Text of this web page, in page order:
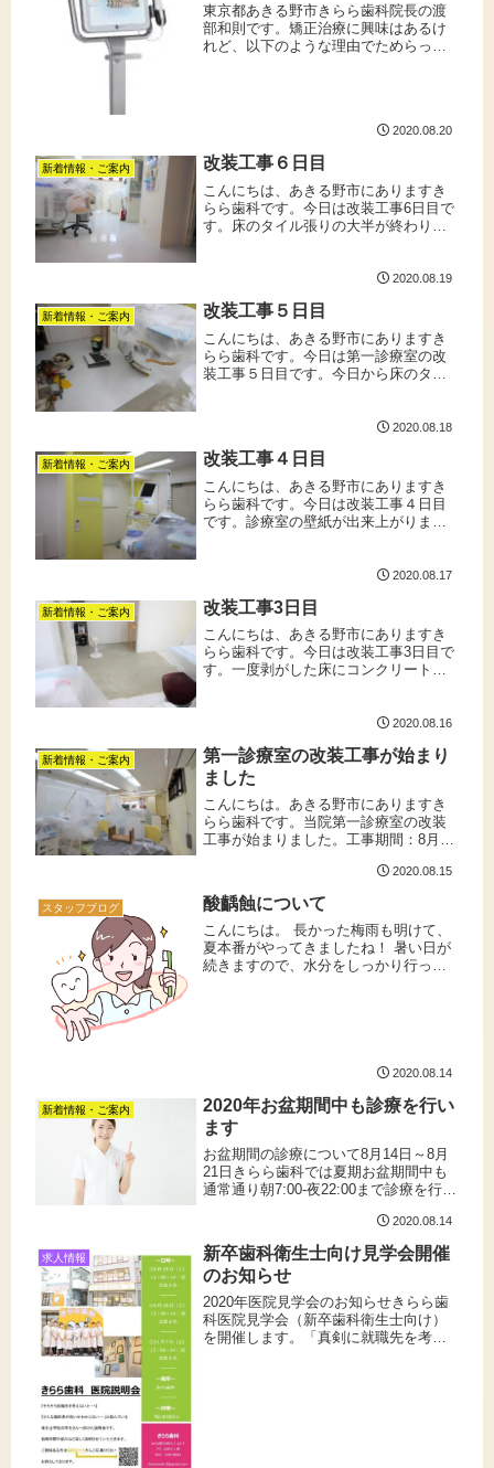
東京都あきる野市きらら歯科院長の渡
部和則です。矯正治療に興味はあるけ
れど、以下のような理由でためらって
2020.08.20
新着情報・ご案内 改装工事６日目
こんにちは、あきる野市にありますき
らら歯科です。今日は改装工事6日目で
す。床のタイル張りの大半が終わり、
付け等を行う予定です。いよいよ改装
た...
2020.08.19
新着情報・ご案内 改装工事５日目
こんにちは、あきる野市にありますき
らら歯科です。今日は第一診療室の改
装工事５日目です。今日から床のタイ
中、第二診療室・二階診療室は変わら
の...
2020.08.18
新着情報・ご案内 改装工事４日目
こんにちは、あきる野市にありますき
らら歯科です。今日は改装工事４日目
です。診療室の壁紙が出来上がりまし
きます。工事期間中、第二診療室・二
ま...
2020.08.17
新着情報・ご案内 改装工事3日目
こんにちは、あきる野市にありますき
らら歯科です。今日は改装工事3日目で
す。一度剥がした床にコンクリートを
変わらず診療を行っておりますので、
ら...
2020.08.16
新着情報・ご案内
第一診療室の改装工事が始まり
ました
こんにちは。あきる野市にありますき
らら歯科です。当院第一診療室の改装
工事が始まりました。工事期間：8月14
でフル稼働してきた診療台も取り外
し、一週間のお休みです。第一診療室
では今後より需要の高まる...
2020.08.15
スタッフブログ 酸齲蝕について
こんにちは。 長かった梅雨も明けて、
夏本番がやってきましたね！ 暑い日が
続きますので、水分をしっかり行っ
2020.08.14
新着情報・ご案内
2020年お盆期間中も診療を行い
ます
お盆期間の診療について8月14日～8月
21日きらら歯科では夏期お盆期間中も
通常通り朝7:00-夜22:00まで診療を行い
ましたら当日診療可能ですのでお気軽
にご相談下さい。 なお本年はお盆期間
に第一診療室の改...
2020.08.14
求人情報
新卒歯科衛生士向け見学会開催
のお知らせ
2020年医院見学会のお知らせきらら歯
科医院見学会（新卒歯科衛生士向け）
を開催します。「真剣に就職先を考え